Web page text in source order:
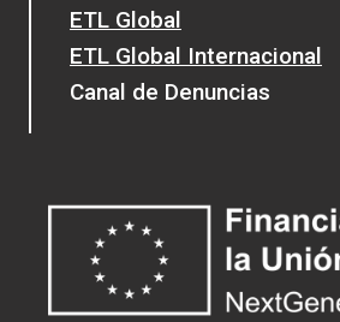
ETL Global
ETL Global Internacional
Canal de Denuncias